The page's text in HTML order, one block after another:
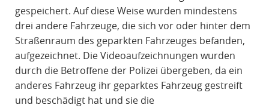
gespeichert. Auf diese Weise wurden mindestens
drei andere Fahrzeuge, die sich vor oder hinter dem
Straßenraum des geparkten Fahrzeuges befanden,
aufgezeichnet. Die Videoaufzeichnungen wurden
durch die Betroffene der Polizei übergeben, da ein
anderes Fahrzeug ihr geparktes Fahrzeug gestreift
und beschädigt hat und sie die